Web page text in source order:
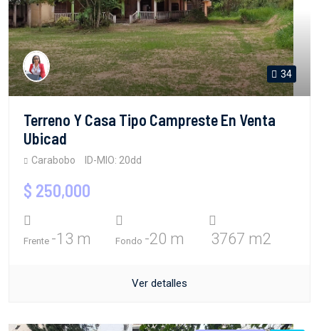
34
Terreno Y Casa Tipo Campreste En Venta
Ubicad
Carabobo ID-MIO: 20dd
$ 250,000
Frente -13 m Fondo -20 m 3767 m2
Ver detalles